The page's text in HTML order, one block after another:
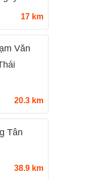
17 km
Văn
20.3 km
Tân
38.9 km